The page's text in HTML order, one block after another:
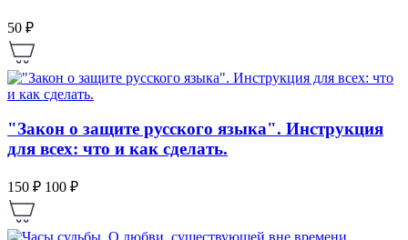
50 ₽
"Закон о защите русского языка". Инструкция
для всех: что и как сделать.
150 ₽ 100 ₽